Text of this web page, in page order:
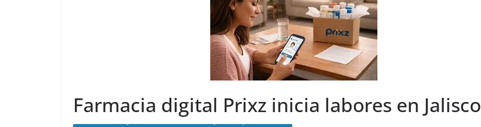
Farmacia digital Prixz inicia labores en Jalisco